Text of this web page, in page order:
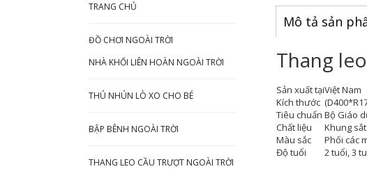
Mô tả sản
Thang
Sản xuất tạiViệt Nam
Kích thước
Tiêu chuẩn Bộ Giáo
Chất liệu
Khung
Màu sắc
Phối các
Độ tuổi
2 tuổi, 3
TRANG CHỦ
ĐỒ CHƠI NGOÀI TRỜI
NHÀ KHỐI LIÊN HOÀN NGOÀI TRỜI
THÚ NHÚN LÒ XO CHO BÉ
BẬP BÊNH NGOÀI TRỜI
THANG LEO CẦU TRƯỢT NGOÀI TRỜI